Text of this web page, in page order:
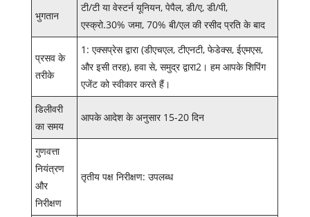
भुगतान
टी/टी या वेस्टर्न यूनियन, पेपैल, डी/ए, डी/पी,
एस्क्रो.30% जमा, 70% बी/एल की रसीद प्रति के बाद
प्रसव के
तरीके
1: एक्सप्रेस द्वारा (डीएचएल, टीएनटी, फेडेक्स, ईएमएस,
और इसी तरह), हवा से, समुद्र द्वारा2। हम आपके शिपिंग
एजेंट को स्वीकार करते हैं।
डिलीवरी
का समय
आपके आदेश के अनुसार 15-20 दिन
गुणवत्ता
नियंत्रण
और
निरीक्षण
तृतीय पक्ष निरीक्षण: उपलब्ध